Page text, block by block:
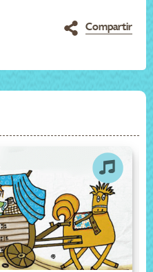
Compartir